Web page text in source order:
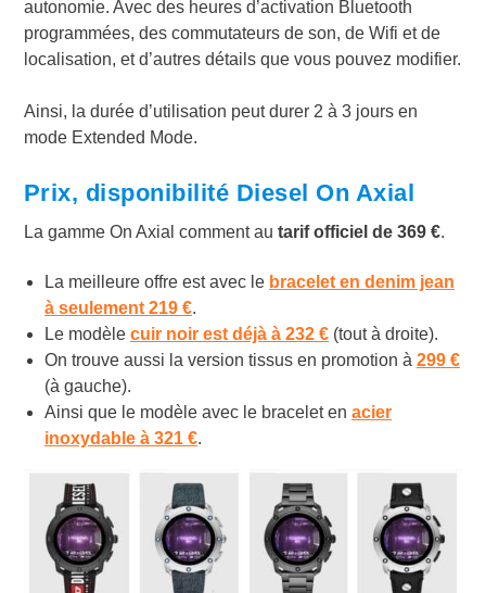
autonomie. Avec des heures d’activation Bluetooth
programmées, des commutateurs de son, de Wifi et de
localisation, et d’autres détails que vous pouvez modifier.
Ainsi, la durée d’utilisation peut durer 2 à 3 jours en
mode Extended Mode.
Prix, disponibilité Diesel On Axial
La gamme On Axial comment au tarif officiel de 369 €.
La meilleure offre est avec le bracelet en denim jean
à seulement 219 €.
Le modèlecuir noir est déjà à 232 € (tout à droite).
On trouve aussi la version tissus en promotion à299 €
(à gauche).
Ainsi que le modèle avec le bracelet enacier
inoxydable à 321 €.